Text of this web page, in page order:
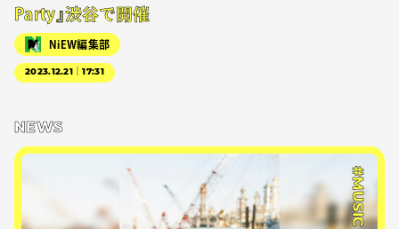
Party』渋谷で開催
NiEW編集部
2023.12.21｜17:31
NEWS
#MUSIC